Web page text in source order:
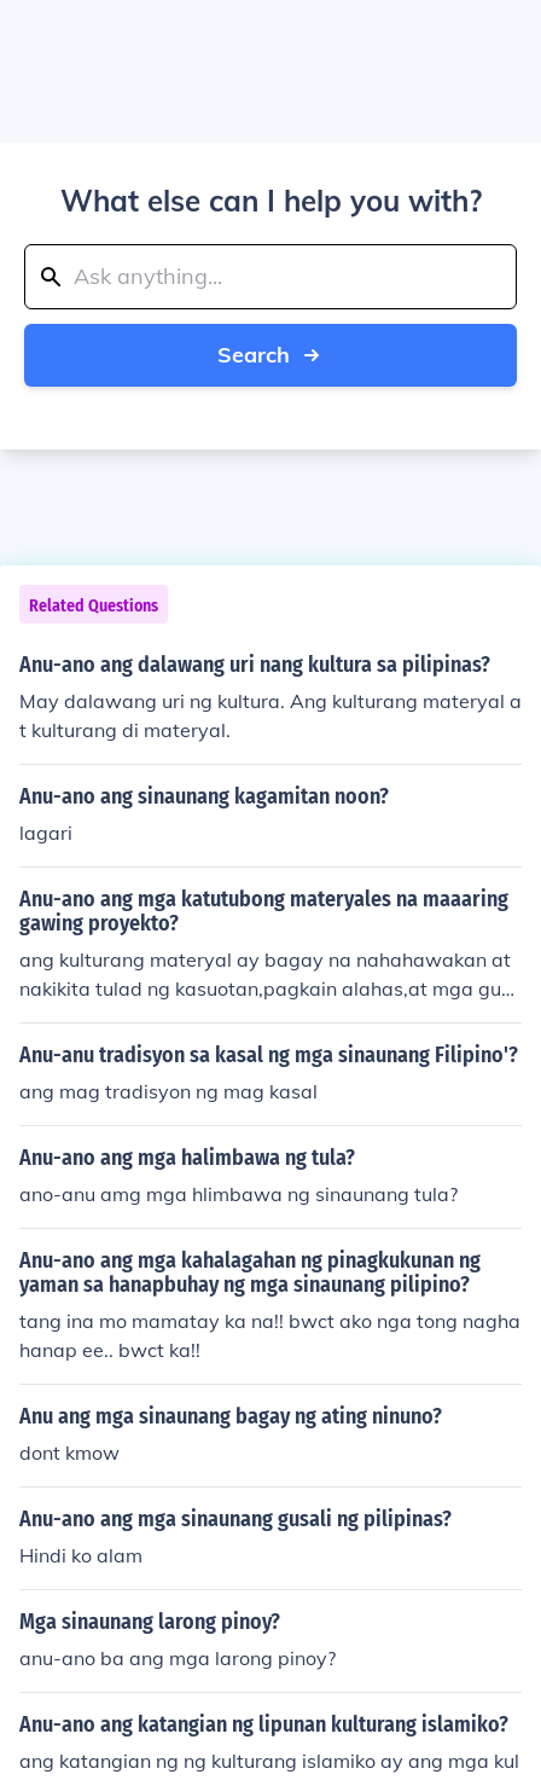
What else can I help you with?
Search
Related Questions
Anu-ano ang dalawang uri nang kultura sa pilipinas?
May dalawang uri ng kultura. Ang kulturang materyal a
t kulturang di materyal.
Anu-ano ang sinaunang kagamitan noon?
lagari
Anu-ano ang mga katutubong materyales na maaaring
gawing proyekto?
ang kulturang materyal ay bagay na nahahawakan at
nakikita tulad ng kasuotan,pagkain alahas,at mga gus
ali
Anu-anu tradisyon sa kasal ng mga sinaunang Filipino'?
ang mag tradisyon ng mag kasal
Anu-ano ang mga halimbawa ng tula?
ano-anu amg mga hlimbawa ng sinaunang tula?
Anu-ano ang mga kahalagahan ng pinagkukunan ng
yaman sa hanapbuhay ng mga sinaunang pilipino?
tang ina mo mamatay ka na!! bwct ako nga tong nagha
hanap ee.. bwct ka!!
Anu ang mga sinaunang bagay ng ating ninuno?
dont kmow
Anu-ano ang mga sinaunang gusali ng pilipinas?
Hindi ko alam
Mga sinaunang larong pinoy?
anu-ano ba ang mga larong pinoy?
Anu-ano ang katangian ng lipunan kulturang islamiko?
ang katangian ng ng kulturang islamiko ay ang mga kul